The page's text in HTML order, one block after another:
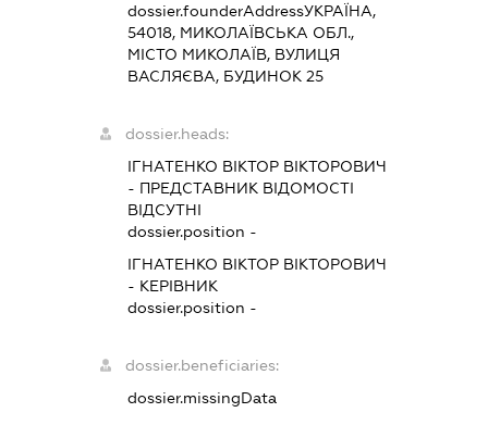
dossier.founderAddressУКРАЇНА,
54018, МИКОЛАЇВСЬКА ОБЛ.,
МІСТО МИКОЛАЇВ, ВУЛИЦЯ
ВАСЛЯЄВА, БУДИНОК 25
dossier.heads:
ІГНАТЕНКО ВІКТОР ВІКТОРОВИЧ
- ПРЕДСТАВНИК ВІДОМОСТІ
ВІДСУТНІ
dossier.position -
ІГНАТЕНКО ВІКТОР ВІКТОРОВИЧ
- КЕРІВНИК
dossier.position -
dossier.beneficiaries:
dossier.missingData